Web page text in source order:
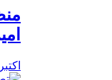
اکتبر 21, 2019